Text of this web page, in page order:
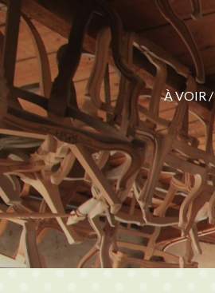
Aller
au
contenu
principal
À VOIR /